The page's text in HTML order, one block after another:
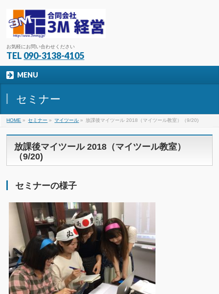
お気軽にお問い合わせください
TEL 090-3138-4105
MENU
セミナー
HOME » セミナー » マイツール » 放課後マイツール 2018（マイツール教室）（9/20)
放課後マイツール 2018（マイツール教室）
（9/20)
セミナーの様子